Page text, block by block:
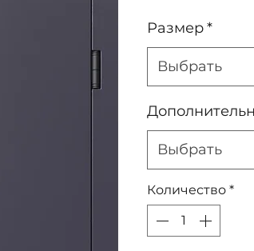
Размер*
Выбрать
Выбрать
Количество *